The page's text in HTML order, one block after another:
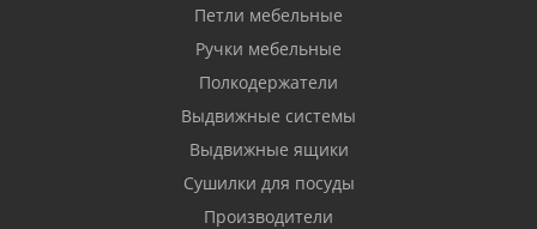
Петли мебельные
Ручки мебельные
Полкодержатели
Выдвижные системы
Выдвижные ящики
Сушилки для посуды
Производители